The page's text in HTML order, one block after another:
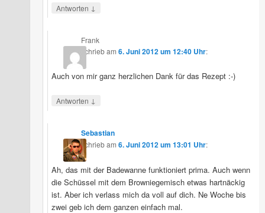
Antworten ↓
Frank
schriebam6. Juni 2012 um 12:40 Uhr:
Auch von mir ganz herzlichen Dank für das Rezept :-)
Antworten ↓
Sebastian
schriebam6. Juni 2012 um 13:01 Uhr:
Ah, das mit der Badewanne funktioniert prima. Auch wenn
die Schüssel mit dem Browniegemisch etwas hartnäckig
ist. Aber ich verlass mich da voll auf dich. Ne Woche bis
zwei geb ich dem ganzen einfach mal.